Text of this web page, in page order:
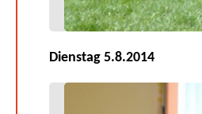
Dienstag 5.8.2014